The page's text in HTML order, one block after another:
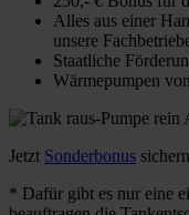
Alles aus einer
unsere
Staatliche
Wärmepumpen
Jetzt Sonderbonus
* Dafür gibt es nur eine